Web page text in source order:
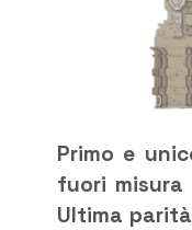
Primo e
fuori misura
Ultima